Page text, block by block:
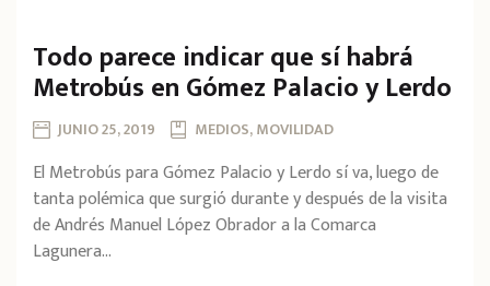
Todo parece indicar que sí habrá
Metrobús en Gómez Palacio y Lerdo
JUNIO 25, 2019 MEDIOS, MOVILIDAD
El Metrobús para Gómez Palacio y Lerdo sí va, luego de
tanta polémica que surgió durante y después de la visita
de Andrés Manuel López Obrador a la Comarca
Lagunera...